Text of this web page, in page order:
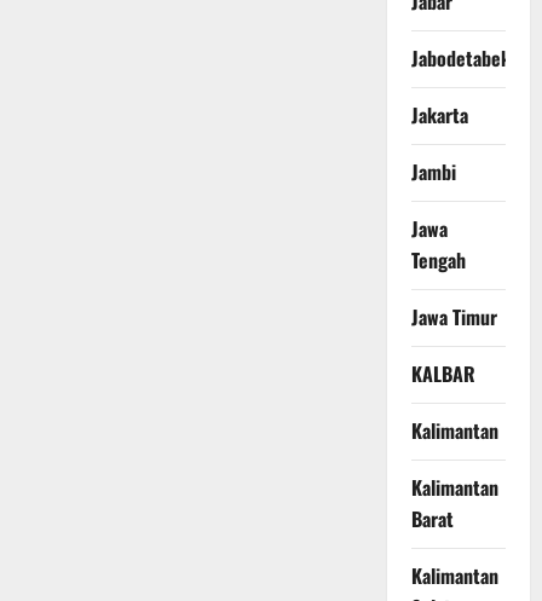
Jabodetabek
Jakarta
Jambi
Jawa
Tengah
Jawa Timur
KALBAR
Kalimantan
Kalimantan
Barat
Kalimantan